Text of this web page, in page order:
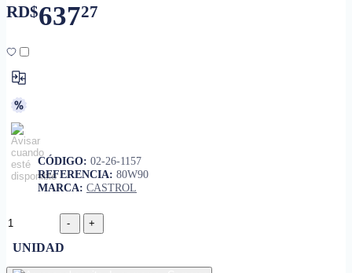
RD$63727
CÓDIGO: 02-26-1157
REFERENCIA: 80W90
MARCA: CASTROL
UNIDAD